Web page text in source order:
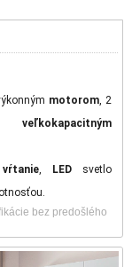
motorom, 2
veľkokapacitným
vŕtanie, LED svetlo
bez predošlého